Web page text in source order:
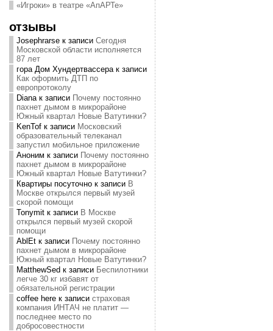
«Игроки» в театре «АпАРТе»
отзывы
Josephrarseк записи Сегодня
Московской области исполняется
87 лет
гора Дом Хундертвассерак записи
Как оформить ДТП по
европротоколу
Dianaк записи Почему постоянно
пахнет дымом в микрорайоне
Южный квартал Новые Ватутинки?
KenTofк записи Московский
образовательный телеканал
запустил мобильное приложение
Аноним к записи Почему постоянно
пахнет дымом в микрорайоне
Южный квартал Новые Ватутинки?
Квартиры посуточнок записи В
Москве открылся первый музей
скорой помощи
Tonymitк записи В Москве
открылся первый музей скорой
помощи
AblEtк записи Почему постоянно
пахнет дымом в микрорайоне
Южный квартал Новые Ватутинки?
MatthewSed к записи Беспилотники
легче 30 кг избавят от
обязательной регистрации
coffee hereк записи страховая
компания ИНТАЧ не платит —
последнее место по
добросовестности